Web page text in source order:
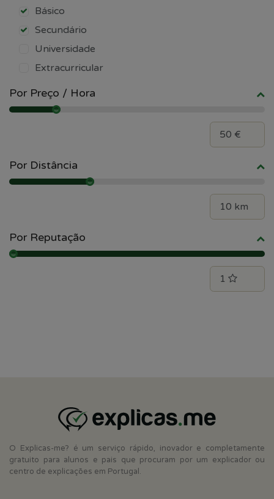
Básico
Secundário
Universidade
Extracurricular
Por Preço / Hora
Por Distância
Por Reputação
O Explicas-me? é um serviço rápido, inovador e completamente
gratuito para alunos e pais que procuram por um explicador ou
centro de explicações em Portugal.